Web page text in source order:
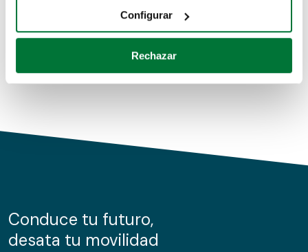
Identificar su dispositivo analizándolo activamente
para buscar características específicas (huellas
Obtenga más información sobre cómo se procesan sus
de cookies.
información sobre el uso que haga del sitio web con
nuestros partners de redes sociales, publicidad y análisis
Configurar
Rechazar
Conduce tu futuro,
desata tu movilidad